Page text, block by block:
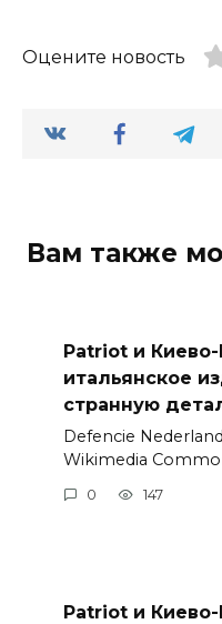
Оцените новость
Вам также
Patriot и
итальянское
странную
Defencie
Wikimedia
0 147
Patriot и